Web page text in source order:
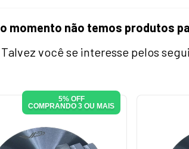
momento não temos produtos
Talvez você se interesse pelos
5% OFF
COMPRANDO 3 OU MAIS